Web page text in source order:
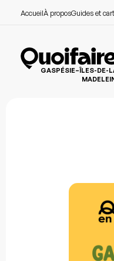
AccueilÀ proposGuides et
GASPÉSIE–ÎLES-DE-